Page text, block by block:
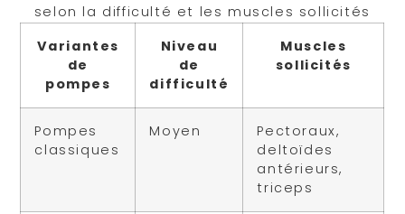
selon la difficulté et les muscles sollicités
Variantes
de
pompes
Niveau
de
difficulté
Muscles
sollicités
Pompes
classiques
Moyen
Pectoraux,
deltoïdes
antérieurs,
triceps